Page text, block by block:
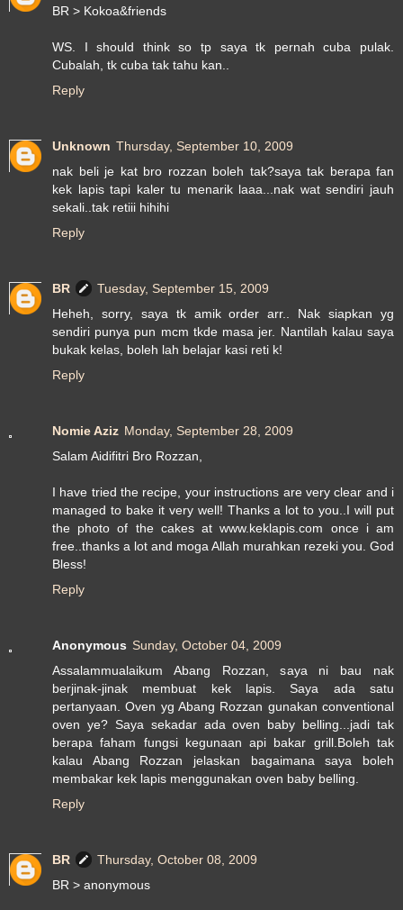
BR > Kokoa&friends
WS. I should think so tp saya tk pernah cuba pulak.
Cubalah, tk cuba tak tahu kan..
Reply
Unknown Thursday, September 10, 2009
nak beli je kat bro rozzan boleh tak?saya tak berapa fan
kek lapis tapi kaler tu menarik laaa...nak wat sendiri jauh
sekali..tak retiii hihihi
Reply
BR
Tuesday, September 15, 2009
Heheh, sorry, saya tk amik order arr.. Nak siapkan yg
sendiri punya pun mcm tkde masa jer. Nantilah kalau saya
bukak kelas, boleh lah belajar kasi reti k!
Reply
Nomie Aziz Monday, September 28, 2009
Salam Aidifitri Bro Rozzan,
I have tried the recipe, your instructions are very clear and i
managed to bake it very well! Thanks a lot to you..I will put
the photo of the cakes at www.keklapis.com once i am
free..thanks a lot and moga Allah murahkan rezeki you. God
Bless!
Reply
Anonymous Sunday, October 04, 2009
Assalammualaikum Abang Rozzan, saya ni bau nak
berjinak-jinak membuat kek lapis. Saya ada satu
pertanyaan. Oven yg Abang Rozzan gunakan conventional
oven ye? Saya sekadar ada oven baby belling...jadi tak
berapa faham fungsi kegunaan api bakar grill.Boleh tak
kalau Abang Rozzan jelaskan bagaimana saya boleh
membakar kek lapis menggunakan oven baby belling.
Reply
BR
Thursday, October 08, 2009
BR > anonymous